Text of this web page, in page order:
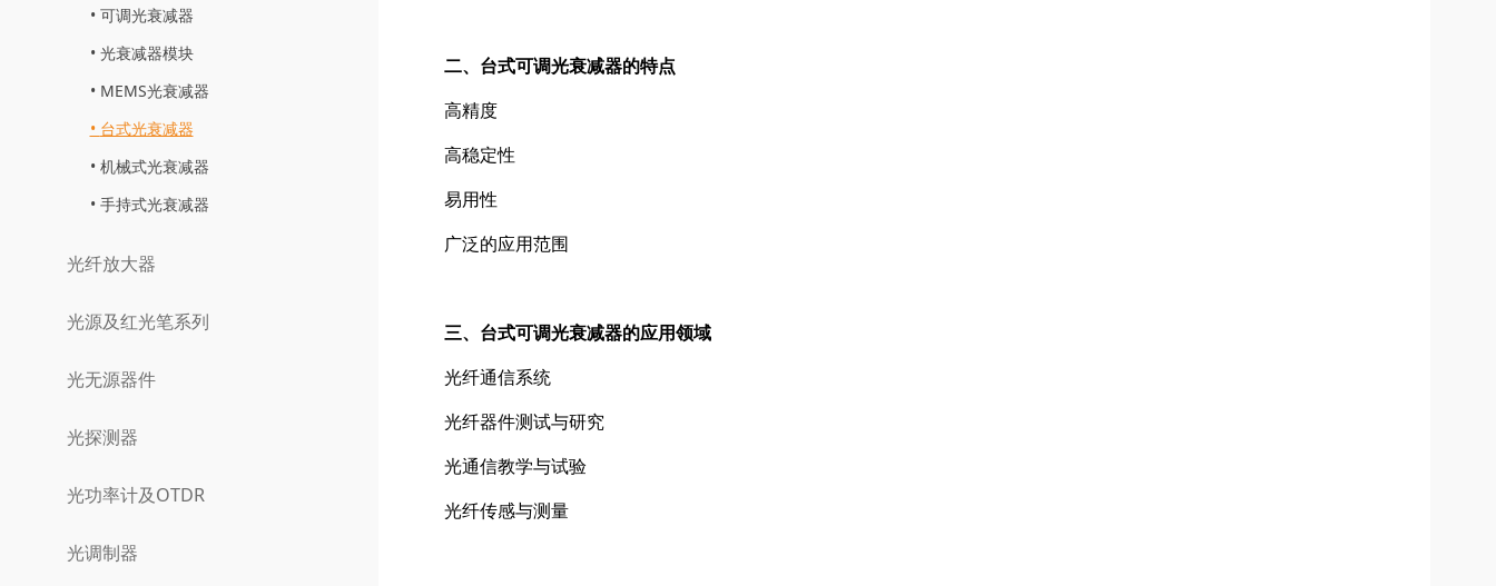
可调光衰减器
光衰减器模块
MEMS光衰减器
台式光衰减器
机械式光衰减器
手持式光衰减器
光纤放大器
光源及红光笔系列
光无源器件
光探测器
光功率计及OTDR
光调制器
二、台式可调光衰减器的特点
高精度
高稳定性
易用性
广泛的应用范围
三、台式可调光衰减器的应用领域
光纤通信系统
光纤器件测试与研究
光通信教学与试验
光纤传感与测量